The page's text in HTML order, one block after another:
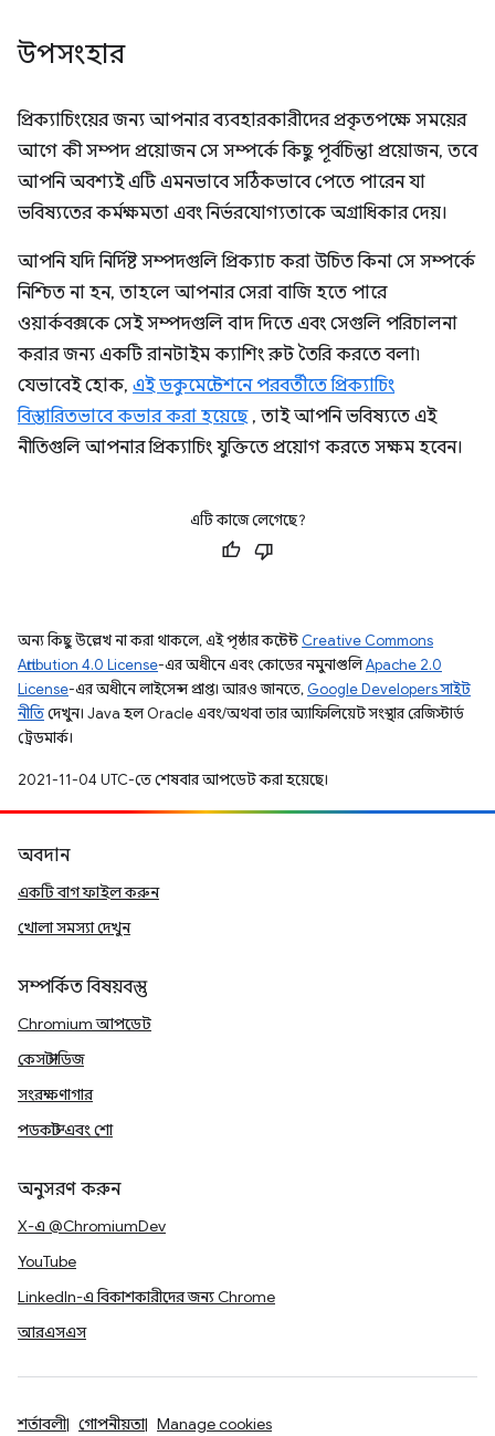
উপসংহার
প্রিক্যাচিংয়ের জন্য আপনার ব্যবহারকারীদের প্রকৃতপক্ষে সময়ের
আগে কী সম্পদ প্রয়োজন সে সম্পর্কে কিছু পূর্বচিন্তা প্রয়োজন, তবে
আপনি অবশ্যই এটি এমনভাবে সঠিকভাবে পেতে পারেন যা
ভবিষ্যতের কর্মক্ষমতা এবং নির্ভরযোগ্যতাকে অগ্রাধিকার দেয়।
আপনি যদি নির্দিষ্ট সম্পদগুলি প্রিক্যাচ করা উচিত কিনা সে সম্পর্কে
নিশ্চিত না হন, তাহলে আপনার সেরা বাজি হতে পারে
ওয়ার্কবক্সকে সেই সম্পদগুলি বাদ দিতে এবং সেগুলি পরিচালনা
করার জন্য একটি রানটাইম ক্যাশিং রুট তৈরি করতে বলা৷
যেভাবেই হোক, এই ডকুমেন্টেশনে পরবর্তীতে প্রিক্যাচিং
বিস্তারিতভাবে কভার করা হয়েছে, তাই আপনি ভবিষ্যতে এই
নীতিগুলি আপনার প্রিক্যাচিং যুক্তিতে প্রয়োগ করতে সক্ষম হবেন।
এটি কাজে লেগেছে?
অন্য কিছু উল্লেখ না করা থাকলে, এই পৃষ্ঠার কন্টেন্ট Creative Commons
Attribution 4.0 License-এর অধীনে এবং কোডের নমুনাগুলিApache 2.0
License-এর অধীনে লাইসেন্স প্রাপ্ত। আরও জানতে, Google Developers সাইট
নীতিদেখুন। Java হল Oracle এবং/অথবা তার অ্যাফিলিয়েট সংস্থার রেজিস্টার্ড
ট্রেডমার্ক।
2021-11-04 UTC-তে শেষবার আপডেট করা হয়েছে।
অবদান
একটি বাগ ফাইল করুন
খোলা সমস্যা দেখুন
সম্পর্কিত বিষয়বস্তু
Chromium আপডেট
কেস স্টাডিজ
সংরক্ষণাগার
পডকাস্ট এবং শো
অনুসরণ করুন
X-এ @ChromiumDev
YouTube
LinkedIn-এ বিকাশকারীদের জন্য Chrome
আরএসএস
শর্তাবলী গোপনীয়তা Manage cookies